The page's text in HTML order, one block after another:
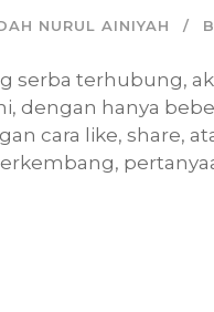
NURUL AINIYAH
serba terhubung,
dengan hanya
cara like, share,